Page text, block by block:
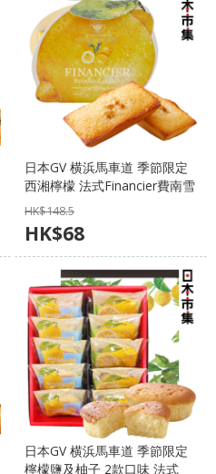
日本GV 横浜馬車道 季節限定
西湘檸檬 法式Financier費南雪
蛋糕小禮盒 (1盒3件)【市集世
界 - 日本市集】
HK$148.5
HK$68
日本GV 横浜馬車道 季節限定
檸檬鹽及柚子 2款口味 法式